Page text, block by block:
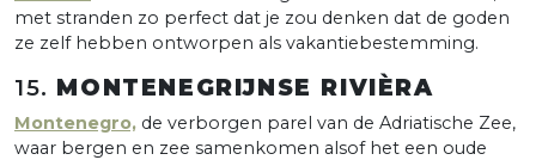
met stranden zo perfect dat je zou denken dat de goden
ze zelf hebben ontworpen als vakantiebestemming.
15. MONTENEGRIJNSE RIVIÈRA
Montenegro, de verborgen parel van de Adriatische Zee,
waar bergen en zee samenkomen alsof het een oude